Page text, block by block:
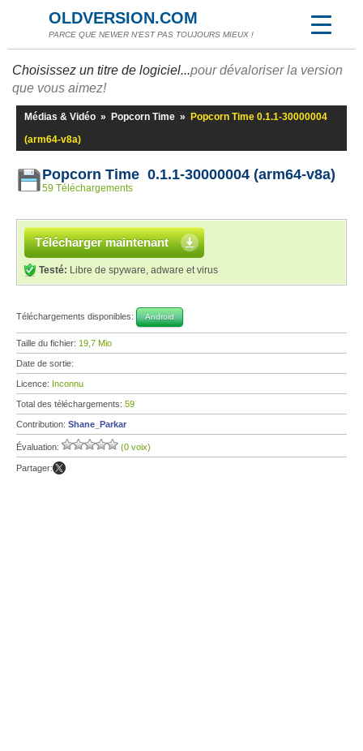
OLDVERSION.COM
PARCE QUE NEWER N'EST PAS TOUJOURS MIEUX !
Choisissez un titre de logiciel...pour dévaloriser la version
que vous aimez!
Médias & Vidéo » Popcorn Time »
Popcorn Time 0.1.1-30000004
(arm64-v8a)
Popcorn Time 0.1.1-30000004 (arm64-v8a)
59 Téléchargements
Télécharger maintenant
Testé: Libre de spyware, adware et virus
Téléchargements disponibles: Android
Taille du fichier: 19,7 Mio
Date de sortie:
Licence: Inconnu
Total des téléchargements: 59
Contribution: Shane_Parkar
Évaluation: (0 voix)
Partager: